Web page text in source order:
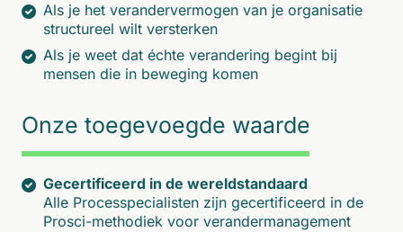
Als je het verandervermogen van je organisatie
structureel wilt versterken
Als je weet dat échte verandering begint bij
mensen die in beweging komen
Onze toegevoegde waarde
Gecertificeerd in de wereldstandaard
Alle Processpecialisten zijn gecertificeerd in de
Prosci-methodiek voor verandermanagement